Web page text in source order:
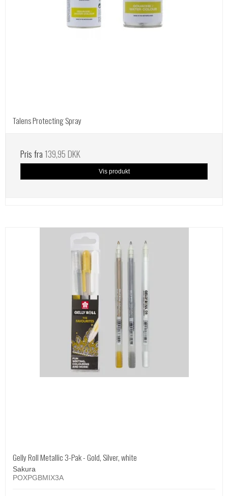
Talens Protecting Spray
Pris fra139,95 DKK
Vis produkt
Gelly Roll Metallic 3-Pak - Gold, Silver, white
Sakura
POXPGBMIX3A